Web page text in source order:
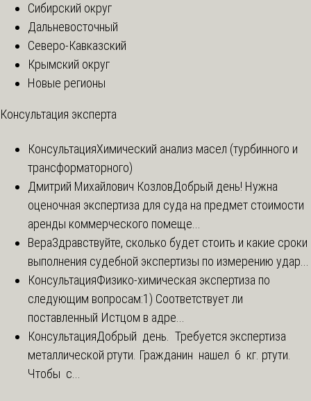
Сибирский округ
Дальневосточный
Северо-Кавказский
Крымский округ
Новые регионы
Консультация эксперта
КонсультацияХимический анализ масел (турбинного и
трансформаторного)
Дмитрий Михайлович КозловДобрый день! Нужна
оценочная экспертиза для суда на предмет стоимости
аренды коммерческого помеще...
ВераЗдравствуйте, сколько будет стоить и какие сроки
выполнения судебной экспертизы по измерению удар...
КонсультацияФизико-химическая экспертиза по
следующим вопросам:1) Соответствует ли
поставленный Истцом в адре...
КонсультацияДобрый день. Требуется экспертиза
металлической ртути. Гражданин нашел 6 кг. ртути.
Чтобы с...